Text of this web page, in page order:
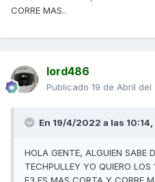
CORRE MAS..
lord486
Publicado 19 de Abril del
En 19/4/2022 a las 10:14,
HOLA GENTE, ALGUIEN SABE
TECHPULLEY YO QUIERO